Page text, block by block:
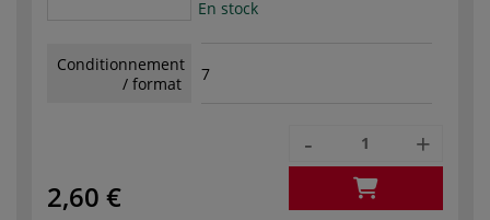
En stock
Conditionnement
/ format
7
2,60 €
- +